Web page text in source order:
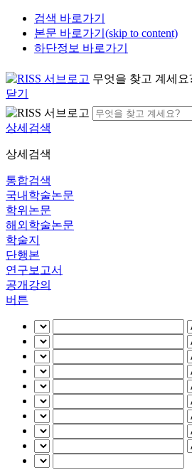
검색 바로가기
본문 바로가기(skip to content)
하단정보 바로가기
무엇을 찾고 계세요
닫기
상세검색
상세검색
통합검색
국내학술논문
학위논문
해외학술논문
학술지
단행본
연구보고서
공개강의
버튼